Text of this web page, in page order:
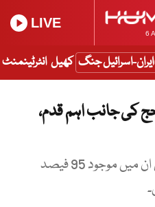
6
LIVE
ایران-اسرائیل جنگ کھیل انٹرٹینمنٹ
کی جانب اہم قدم،
جو عازمین حج مکہ پہنچے ہیں ان میں موجود 95 فیصد